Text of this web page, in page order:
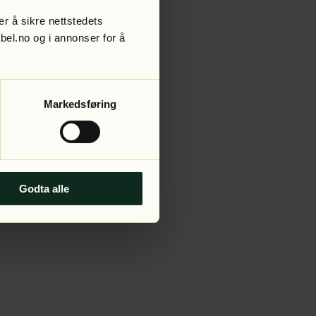
å sikre nettstedets
og i annonser for å
Markedsføring
Godta alle